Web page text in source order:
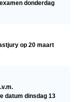
donderdag
op 20 maart
datum dinsdag 13